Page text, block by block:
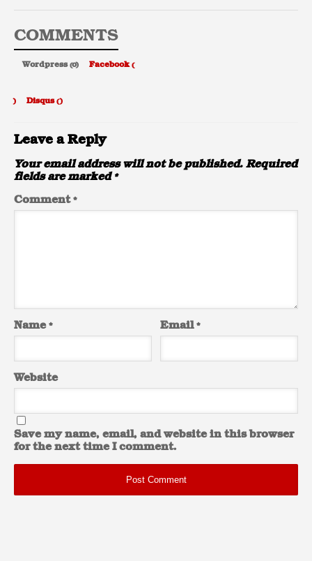
COMMENTS
Wordpress (0) Facebook (
) Disqus ( )
Leave a Reply
Your email address will not be published. Required
fields are marked *
Comment*
Name* Email*
Website
Save my name, email, and website in this browser
for the next time I comment.